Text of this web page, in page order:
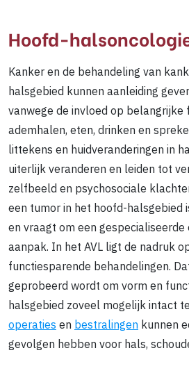
Hoofd-
Kanker en de behandeling van
halsgebied kunnen aanleiding
vanwege de invloed op belangrijke
ademhalen, eten, drinken en
littekens en huidveranderingen in
uiterlijk veranderen en leiden tot
zelfbeeld en psychosociale
een tumor in het hoofd-halsgebied
en vraagt om een gespecialiseerde
aanpak. In het AVL ligt de nadruk
functiesparende behandelingen.
geprobeerd wordt om vorm en
halsgebied zoveel mogelijk intact
operatiesenbestralingenkunnen
gevolgen hebben voor hals,